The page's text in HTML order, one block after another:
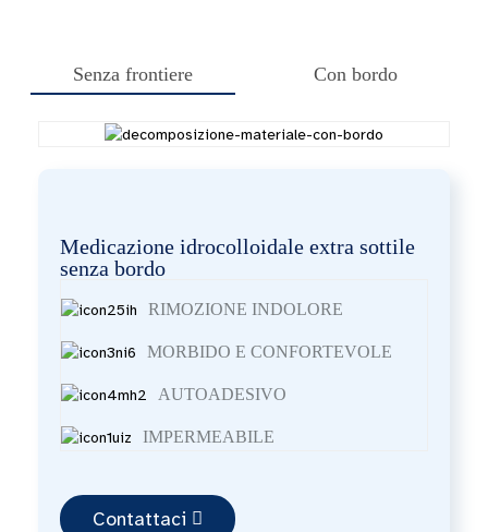
Senza frontiere Con bordo
Medicazione idrocolloidale extra sottile
senza bordo
RIMOZIONE INDOLORE
MORBIDO E CONFORTEVOLE
AUTOADESIVO
IMPERMEABILE
Contattaci